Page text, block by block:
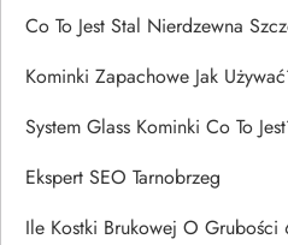
Co To Jest Stal Nierdzewna
Kominki Zapachowe Jak
System Glass Kominki Co To
Ekspert SEO Tarnobrzeg
Ile Kostki Brukowej O